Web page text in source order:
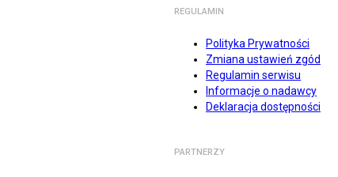
REGULAMIN
Polityka Prywatności
Zmiana ustawień zgód
Regulamin serwisu
Informacje o nadawcy
Deklaracja dostępności
PARTNERZY